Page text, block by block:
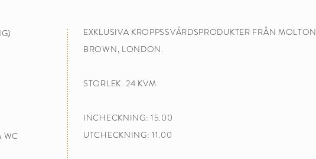
WC
EXKLUSIVA KROPPSSVÅRDSPRODUKTER FRÅN MOLTON
BROWN, LONDON.
STORLEK: 24 KVM
INCHECKNING: 15.00
UTCHECKNING: 11.00